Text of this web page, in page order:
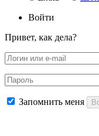
Войти
Привет, как дела?
Запомнить меня